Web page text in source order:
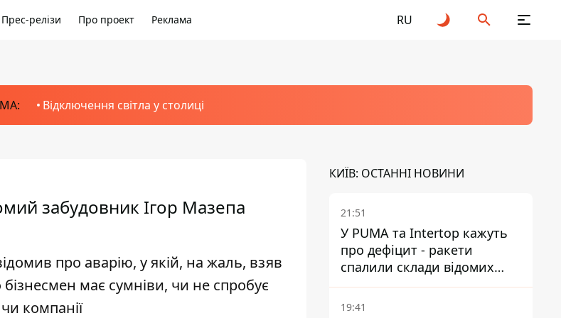
Прес-релізи Про проект Реклама RU
Відключення світла у столиці
забудовник Ігор Мазепа
про аварію, у якій, на жаль, взяв
має сумніви, чи не спробує
компанії
КИЇВ: ОСТАННІ НОВИНИ
21:51
У PUMA та Intertop кажуть
про дефіцит - ракети
спалили склади відомих
брендів
19:41